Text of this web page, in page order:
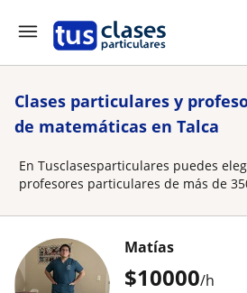
Clases particulares y
de matemáticas en Talca
En Tusclasesparticulares puedes
profesores particulares de más de
$10000/h
Matías